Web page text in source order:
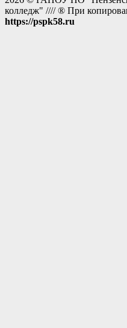
колледж" //// ® При
https://pspk58.ru